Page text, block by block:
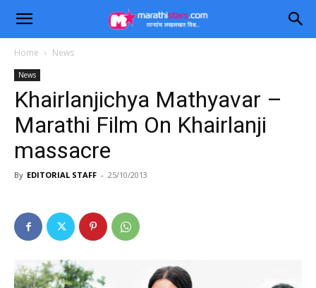
Home News
News
Khairlanjichya Mathyavar –
Marathi Film On Khairlanji
massacre
By EDITORIAL STAFF - 25/10/2013